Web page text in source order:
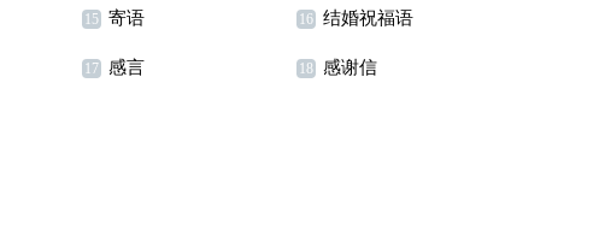
15 寄语 16 结婚祝福语
17 感言 18 感谢信